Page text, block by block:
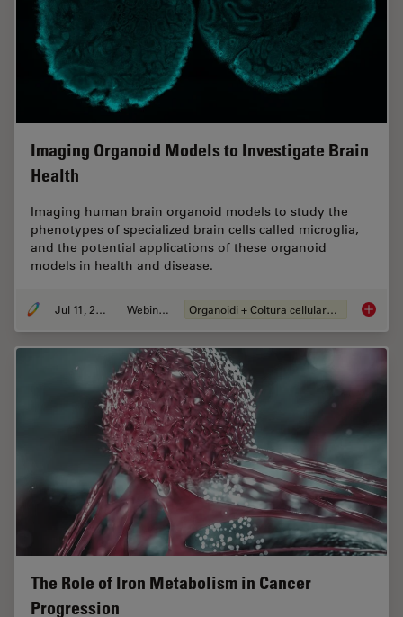
Imaging Organoid Models to Investigate Brain
Health
Imaging human brain organoid models to study the
phenotypes of specialized brain cells called microglia,
and the potential applications of these organoid
models in health and disease.
Jul 11, 2023 Webinar: Organoidi + Coltura cellulare 3D
The Role of Iron Metabolism in Cancer
Progression